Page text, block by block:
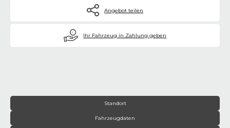
Angebot teilen
€ Ihr Fahrzeug in Zahlung geben
Standort
Fahrzeugdaten